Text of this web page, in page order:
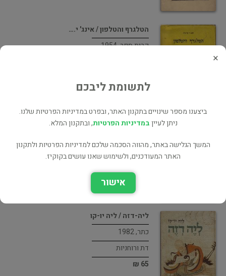
הטלגרף והטלפון / אינג' י.…
קרית ספר, 1954
אל גרהם בל ממציא הטלפון…
מדע פופולרי
ליה-דזה / ליה יו-קו
כתר, 1982
דת ורוחניות
65 ₪
×
לתשומת ליבכם
ביצענו מספר שינויים בתקנון האתר, ובפרט במדיניות הפרטיות שלנו.
ניתן לעייןבמדיניות הפרטיות, ובתקנון המלא.
המשך הגלישה באתר, מהווה הסכמה שלכם למדיניות הפרטיות ולתקנון
האתר המעודכנים, ולשימוש שאנו עושים בקוקיז.
אישור